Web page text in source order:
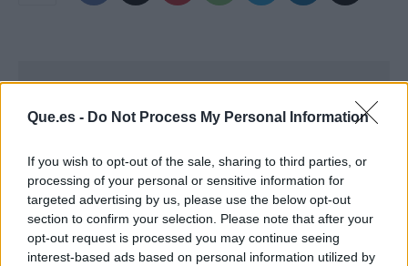
Que.es - Do Not Process My Personal Information
If you wish to opt-out of the sale, sharing to third parties, or
processing of your personal or sensitive information for
targeted advertising by us, please use the below opt-out
section to confirm your selection. Please note that after your
opt-out request is processed you may continue seeing
interest-based ads based on personal information utilized by